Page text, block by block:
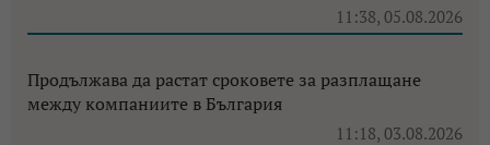
11:38, 05.08.2026
Продължава да растат сроковете за разплащане
между компаниите в България
11:18, 03.08.2026